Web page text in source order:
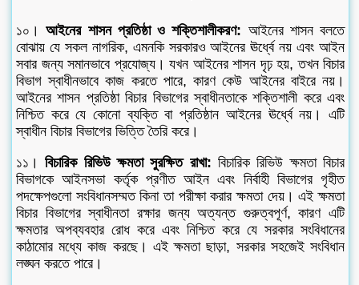
১০।আইনের শাসন প্রতিষ্ঠা ও শক্তিশালীকরণ: আইনের শাসন বলতে
বোঝায় যে সকল নাগরিক, এমনকি সরকারও আইনের ঊর্ধ্বে নয় এবং আইন
সবার জন্য সমানভাবে প্রযোজ্য। যখন আইনের শাসন দৃঢ় হয়, তখন বিচার
বিভাগ স্বাধীনভাবে কাজ করতে পারে, কারণ কেউ আইনের বাইরে নয়।
আইনের শাসন প্রতিষ্ঠা বিচার বিভাগের স্বাধীনতাকে শক্তিশালী করে এবং
নিশ্চিত করে যে কোনো ব্যক্তি বা প্রতিষ্ঠান আইনের ঊর্ধ্বে নয়। এটি
স্বাধীন বিচার বিভাগের ভিত্তি তৈরি করে।
১১।বিচারিক রিভিউ ক্ষমতা সুরক্ষিত রাখা: বিচারিক রিভিউ ক্ষমতা বিচার
বিভাগকে আইনসভা কর্তৃক প্রণীত আইন এবং নির্বাহী বিভাগের গৃহীত
পদক্ষেপগুলো সংবিধানসম্মত কিনা তা পরীক্ষা করার ক্ষমতা দেয়। এই ক্ষমতা
বিচার বিভাগের স্বাধীনতা রক্ষার জন্য অত্যন্ত গুরুত্বপূর্ণ, কারণ এটি
ক্ষমতার অপব্যবহার রোধ করে এবং নিশ্চিত করে যে সরকার সংবিধানের
কাঠামোর মধ্যে কাজ করছে। এই ক্ষমতা ছাড়া, সরকার সহজেই সংবিধান
লঙ্ঘন করতে পারে।